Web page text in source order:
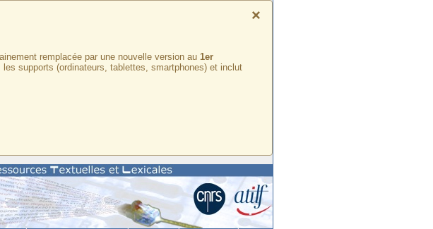
×
remplacée par une nouvelle version au 1er
supports (ordinateurs, tablettes, smartphones) et inclut